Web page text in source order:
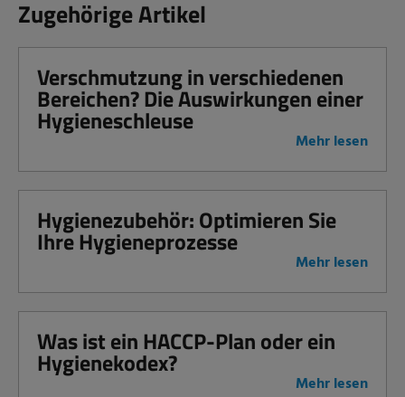
Zugehörige Artikel
Verschmutzung in verschiedenen
Bereichen? Die Auswirkungen einer
Hygieneschleuse
Mehr lesen
Hygienezubehör: Optimieren Sie
Ihre Hygieneprozesse
Mehr lesen
Was ist ein HACCP-Plan oder ein
Hygienekodex?
Mehr lesen